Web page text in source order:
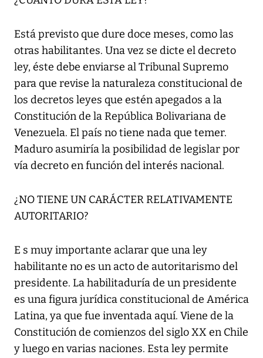
Está previsto que dure doce meses, como las
otras habilitantes. Una vez se dicte el decreto
ley, éste debe enviarse al Tribunal Supremo
para que revise la naturaleza constitucional de
los decretos leyes que estén apegados a la
Constitución de la República Bolivariana de
Venezuela. El país no tiene nada que temer.
Maduro asumiría la posibilidad de legislar por
vía decreto en función del interés nacional.
¿NO TIENE UN CARÁCTER RELATIVAMENTE
AUTORITARIO?
E s muy importante aclarar que una ley
habilitante no es un acto de autoritarismo del
presidente. La habilitaduría de un presidente
es una figura jurídica constitucional de América
Latina, ya que fue inventada aquí. Viene de la
Constitución de comienzos del siglo XX en Chile
y luego en varias naciones. Esta ley permite